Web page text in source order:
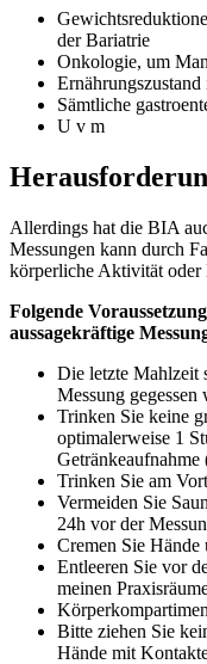
der Bariatrie
Onkologie, um
Sämtliche
U v m
Allerdings hat die BIA
Messungen kann durch
körperliche Aktivität oder
Folgende
aussagekräftige
Die letzte Mahlzeit
Messung gegessen
Trinken Sie keine
optimalerweise 1
Trinken Sie am
Vermeiden Sie
24h vor der
Cremen Sie Hände
Entleeren Sie vor
meinen
Bitte ziehen Sie
Hände mit